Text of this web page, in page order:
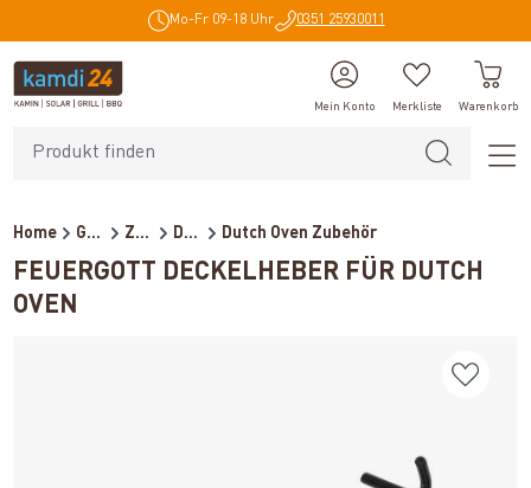
Mo-Fr 09-18 Uhr 0351 25930011
Mein Konto Merkliste Warenkorb
Home Grillzubehör Zubehör Dutch Oven Dutch Oven Zubehör
FEUERGOTT DECKELHEBER FÜR DUTCH
OVEN